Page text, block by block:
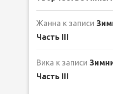
Жанна к записи
Часть III
Вика к записи
Часть III